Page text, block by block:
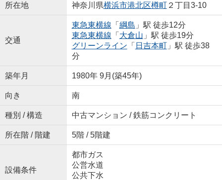
所在地 神奈川県横浜市港北区樽町２丁目3-10
交通
東急東横線 「 綱島 」駅 徒歩12分
東急東横線 「 大倉山 」駅 徒歩19分
グリーンライン 「 日吉本町」駅 徒歩38
分
築年月 1980年 9月(築45年)
向き 南
種別 / 構造 中古マンション / 鉄筋コンクリート
所在階 / 階建 5階 / 5階建
設備条件
都市ガス
公営水道
公共下水